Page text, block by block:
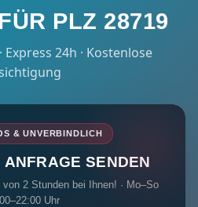
PLZ 28719
24h · Kostenlose
& UNVERBINDLICH
SENDEN
2 Stunden bei Ihnen! · Mo–So
Uhr